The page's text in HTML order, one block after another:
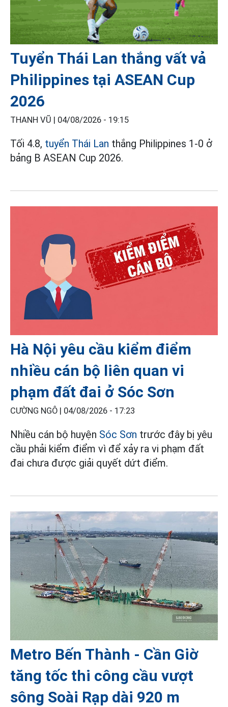
Tuyển Thái Lan thắng vất vả
Philippines tại ASEAN Cup
2026
THANH VŨ | 04/08/2026 - 19:15
Tối 4.8, tuyển Thái Lan thắng Philippines 1-0 ở
bảng B ASEAN Cup 2026.
Hà Nội yêu cầu kiểm điểm
nhiều cán bộ liên quan vi
phạm đất đai ở Sóc Sơn
CƯỜNG NGÔ | 04/08/2026 - 17:23
Nhiều cán bộ huyện Sóc Sơn trước đây bị yêu
cầu phải kiểm điểm vì để xảy ra vi phạm đất
đai chưa được giải quyết dứt điểm.
Metro Bến Thành - Cần Giờ
tăng tốc thi công cầu vượt
sông Soài Rạp dài 920 m